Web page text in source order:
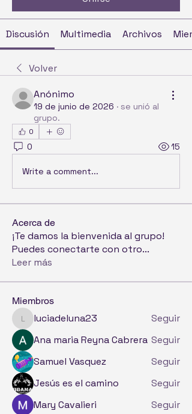
Discusión Multimedia Archivos
Volver
Anónimo
19 de junio de 2026 · se unió al
grupo.
0
0 15
Write a comment...
Acerca de
¡Te damos la bienvenida al grupo!
Puedes conectarte con otro...
Leer más
Miembros
luciadeluna23
luciadeluna23
Seguir
Ana maria Reyna Cabrera Seguir
Samuel Vasquez
Seguir
Jesús es el camino
Seguir
Mary Cavalieri
Seguir